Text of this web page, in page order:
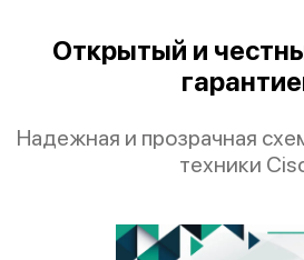
Открытый и
Надежная и прозрачная
техники